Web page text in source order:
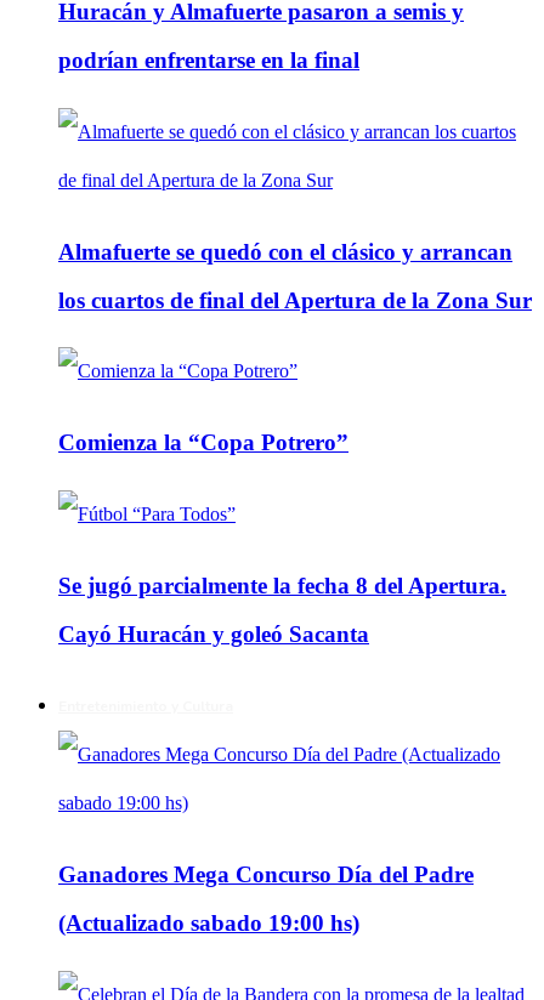
Huracán y Almafuerte pasaron a semis y
podrían enfrentarse en la final
Almafuerte se quedó con el clásico y arrancan
los cuartos de final del Apertura de la Zona Sur
Comienza la “Copa Potrero”
Se jugó parcialmente la fecha 8 del Apertura.
Cayó Huracán y goleó Sacanta
Ganadores Mega Concurso Día del Padre
(Actualizado sabado 19:00 hs)